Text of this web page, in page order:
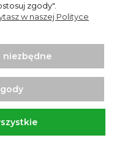
zgody".
w naszej Polityce
niezbędne